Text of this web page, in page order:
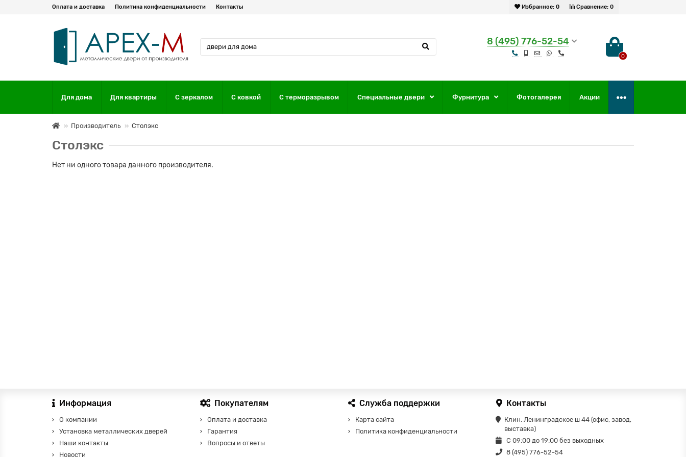
Сравнение: 0
Избранное: 0
Оплата и доставка Политика конфиденциальности Контакты
8 (495) 776-52-54
0
Для дома Для квартиры С зеркалом С ковкой С терморазрывом Специальные двери Фурнитура Фотогалерея Акции
Производитель Столэкс
Столэкс
Нет ни одного товара данного производителя.
Информация
О компании
Установка металлических дверей
Наши контакты
Новости
Покупателям
Оплата и доставка
Гарантия
Вопросы и ответы
Служба поддержки
Карта сайта
Политика конфиденциальности
Контакты
Клин. Ленинградское ш 44 (офис, завод,
выставка)
С 09:00 до 19:00 без выходных
8 (495) 776-52-54